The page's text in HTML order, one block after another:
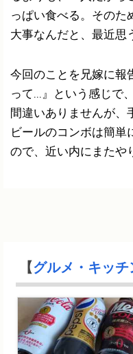
っぱい食べる。そのた
大事なんだと、最近思
今回のことを兄嫁に報
って...』という感じで
間違いありませんが、
ビールのコンボは簡単
ので、近い内にまたや
【グルメ・キッチ